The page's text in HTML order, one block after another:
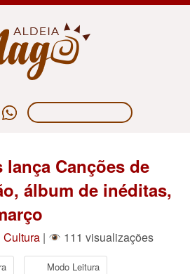
Canções de
álbum de inéditas,
Cultura | 111 visualizações
Modo Leitura